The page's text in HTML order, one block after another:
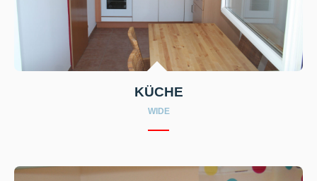
KÜCHE
WIDE